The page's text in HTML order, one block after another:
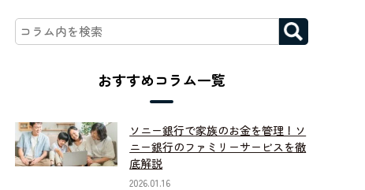
おすすめコラム一覧
ソニー銀行で家族のお金を管理！ソ
ニー銀行のファミリーサービスを徹
底解説
2026.01.16